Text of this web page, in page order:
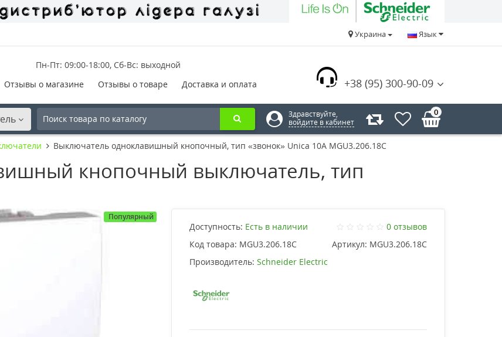
Язык
Украина
+38 (95) 300-90-09
Пн-Пт: 09:00-18:00, Сб-Вс: выходной
Отзывы о магазине Отзывы о товаре Доставка и оплата
Здравствуйте,
войдите в кабинет
0
Выключатель одноклавишный кнопочный, тип «звонок» Unica 10А MGU3.206.18C
кнопочный выключатель, тип
Популярный
Доступность: Есть в наличии
0 отзывов
Код товара: MGU3.206.18C Артикул: MGU3.206.18C
Производитель: Schneider Electric